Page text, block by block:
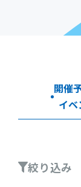
開催
イベ
絞り込み